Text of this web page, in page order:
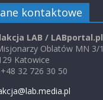
kontaktowe
LAB / LABportal.pl
Oblatów MN 3/1
Katowice
32 726 30 50